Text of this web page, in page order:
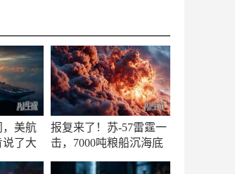
，美航
说了大
报复来了！苏-57雷霆一
击，7000吨粮船沉海底